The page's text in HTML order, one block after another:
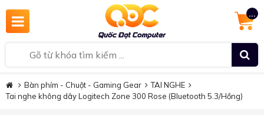
...
Bàn phím - Chuột - Gaming Gear
TAI NGHE
Tai nghe không dây Logitech Zone 300 Rose (Bluetooth 5.3/Hồng)